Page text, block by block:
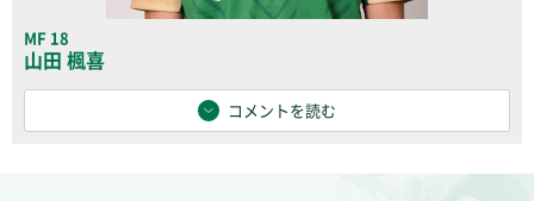
MF 18
山田 楓喜
コメントを読む